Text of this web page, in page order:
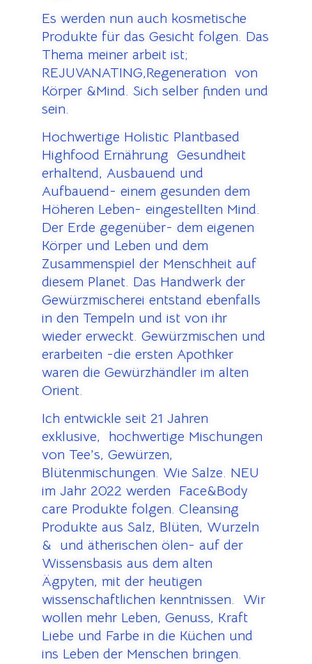
Es werden nun auch kosmetische
Produkte für das Gesicht folgen. Das
Thema meiner arbeit ist;
REJUVANATING,Regeneration von
Körper &Mind. Sich selber finden und
sein.
Hochwertige Holistic Plantbased
Highfood Ernährung Gesundheit
erhaltend, Ausbauend und
Aufbauend- einem gesunden dem
Höheren Leben- eingestellten Mind.
Der Erde gegenüber- dem eigenen
Körper und Leben und dem
Zusammenspiel der Menschheit auf
diesem Planet. Das Handwerk der
Gewürzmischerei entstand ebenfalls
in den Tempeln und ist von ihr
wieder erweckt. Gewürzmischen und
erarbeiten -die ersten Apothker
waren die Gewürzhändler im alten
Orient.
Ich entwickle seit 21 Jahren
exklusive, hochwertige Mischungen
von Tee’s, Gewürzen,
Blütenmischungen. Wie Salze. NEU
im Jahr 2022 werden Face&Body
care Produkte folgen. Cleansing
Produkte aus Salz, Blüten, Wurzeln
& und ätherischen ölen- auf der
Wissensbasis aus dem alten
Ägpyten, mit der heutigen
wissenschaftlichen kenntnissen. Wir
wollen mehr Leben, Genuss, Kraft
Liebe und Farbe in die Küchen und
ins Leben der Menschen bringen.